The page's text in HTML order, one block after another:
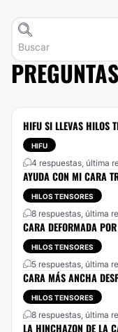
HIFU SI LLEVAS HILOS
HIFU
4 respuestas, última
AYUDA CON MI CARA
HILOS TENSORES
8 respuestas, última
CARA DEFORMADA
HILOS TENSORES
5 respuestas, última
CARA MÁS ANCHA
HILOS TENSORES
8 respuestas, última
LA HINCHAZON DE LA